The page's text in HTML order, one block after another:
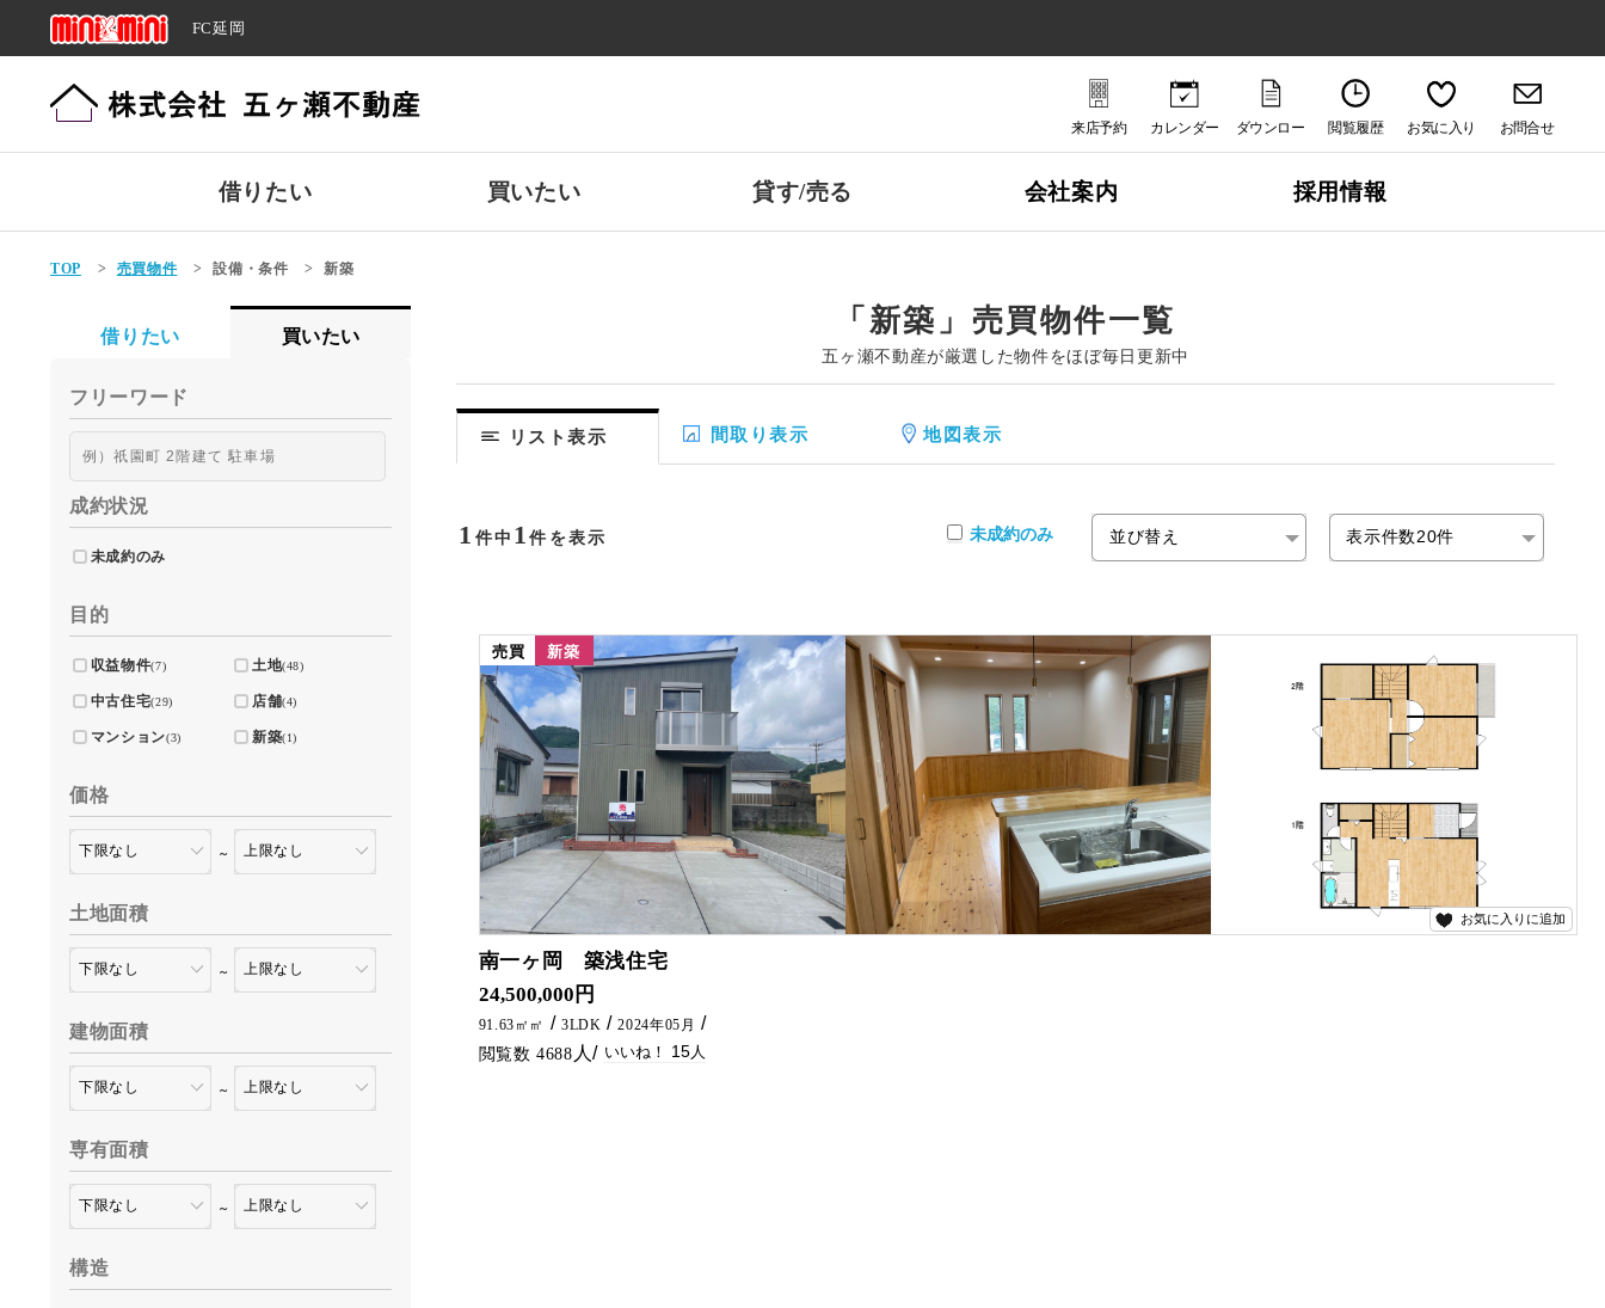
FC延岡
来店予約 カレンダー
ダウンロー
ド
閲覧履歴 お気に入り お問合せ
借りたい 買いたい 貸す/売る 会社案内 採用情報
TOP > 売買物件 > 設備・条件 > 新築
「新築」売買物件一覧
五ヶ瀬不動産が厳選した物件をほぼ毎日更新中
リスト表示 間取り表示 地図表示
1 件中 1件を表示 未成約のみ
売買 新築
お気に入りに追加
15
南一ヶ岡 築浅住宅
人気の一ヶ岡小学校エリアの新築住宅になります。 一ヶ岡小学校まで徒歩7分！！ 駐車場 3台駐車可能！！ 木の温もりを感じる新築住宅となっております！ 随時内覧可能でございます！ お問い合わせは五ヶ瀬不動産まで！
24,500,000円
91.63㎡㎡ 3LDK 2024年05月
4688 15
借りたい 買いたい
フリーワード
成約状況
未成約のみ
目的
収益物件(7) 土地(48)
中古住宅(29) 店舗(4)
マンション(3) 新築(1)
価格
～
土地面積
～
建物面積
～
専有面積
～
構造